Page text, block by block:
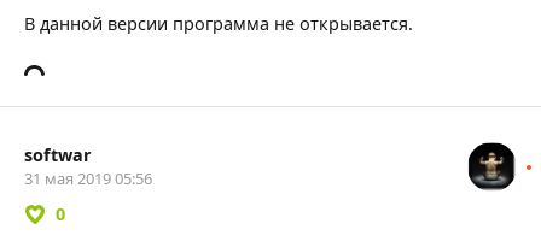
В данной версии программа не открывается.
softwar
31 мая 2019 05:56
0